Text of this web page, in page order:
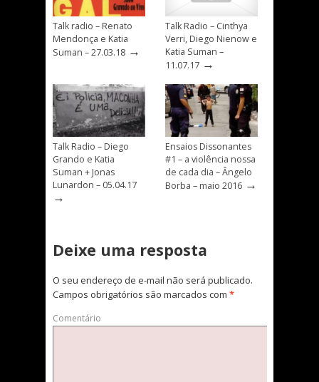
Talk radio – Renato
Mendonça e Katia
Suman – 27.03.18 →
Talk Radio – Cinthya
Verri, Diego Nienow e
Katia Suman –
11.07.17 →
Talk Radio – Diego
Grando e Katia
Suman + Jonas
Lunardon – 05.04.17
→
Ensaios Dissonantes
#1 – a violência nossa
de cada dia – Ângelo
Borba – maio 2016 →
Deixe uma resposta
O seu endereço de e-mail não será publicado.
Campos obrigatórios são marcados com *
Comentário